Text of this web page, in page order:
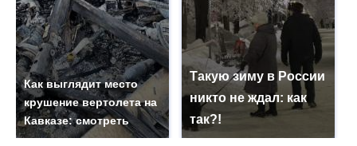
Как выглядит место
крушение вертолета на
Кавказе: смотреть
Такую зиму в России
никто не ждал: как
так?!